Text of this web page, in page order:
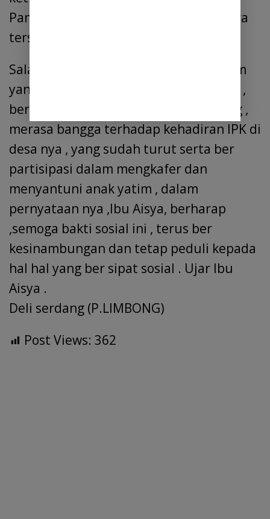
Panggabean . Tegas Leo sitepu ,di acara
tersebut.
Salah seorang ibu pemandu anak yatim
yang mendapat santunan dari PAC IPK ,
bernama Aisya ,warga dagang krawang ,
merasa bangga terhadap kehadiran IPK di
desa nya , yang sudah turut serta ber
partisipasi dalam mengkafer dan
menyantuni anak yatim , dalam
pernyataan nya ,Ibu Aisya, berharap
,semoga bakti sosial ini , terus ber
kesinambungan dan tetap peduli kepada
hal hal yang ber sipat sosial . Ujar Ibu
Aisya .
Deli serdang (P.LIMBONG)
Post Views: 362